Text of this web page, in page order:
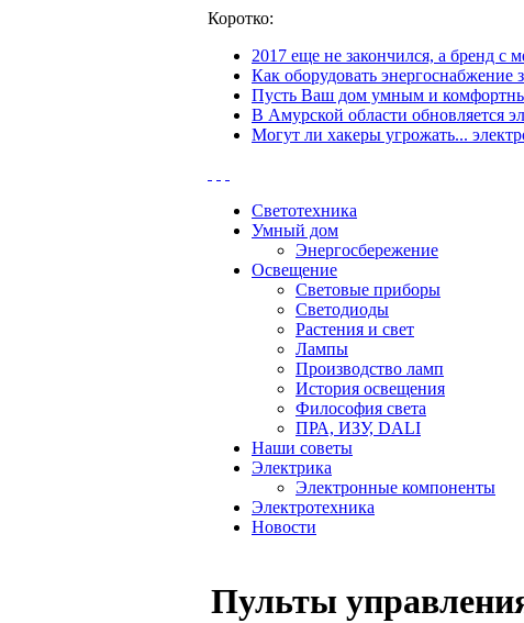
Коротко:
2017 еще не закончился, а бренд
Как оборудовать энергоснабжение
Пусть Ваш дом умным и
В Амурской области обновляется
Могут ли хакеры угрожать...
Светотехника
Умный дом
Энергосбережение
Освещение
Световые приборы
Светодиоды
Растения и свет
Лампы
Производство ламп
История освещения
Философия света
ПРА, ИЗУ, DALI
Наши советы
Электрика
Электронные компоненты
Электротехника
Новости
Пульты